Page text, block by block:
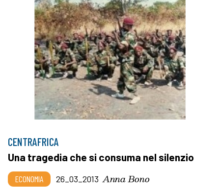
CENTRAFRICA
Una tragedia che si consuma nel silenzio
ECONOMIA 26_03_2013 Anna Bono